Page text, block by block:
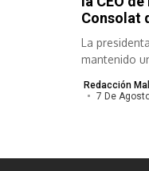
Consolat
La
mantenido
Redacción
7 De